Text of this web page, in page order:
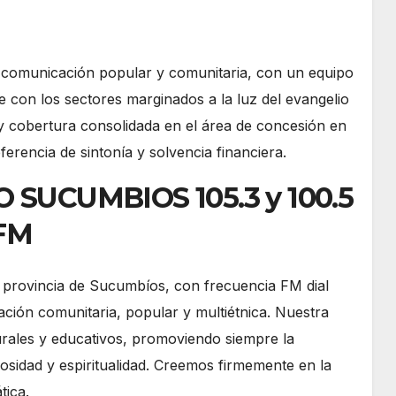
popular y comunitaria, con un equipo
los sectores marginados a la luz del evangelio
consolidada en el área de concesión en
de sintonía y solvencia financiera.
105.3 y 100.5
de Sucumbíos, con frecuencia FM dial
comunitaria, popular y multiétnica. Nuestra
y educativos, promoviendo siempre la
y espiritualidad. Creemos firmemente en la